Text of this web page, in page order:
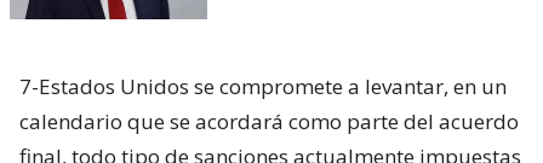
7-Estados Unidos se compromete a levantar, en un
calendario que se acordará como parte del acuerdo
final, todo tipo de sanciones actualmente impuestas